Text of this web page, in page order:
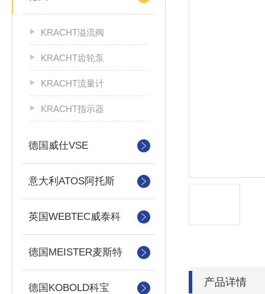
KRACHT溢流阀
KRACHT齿轮泵
KRACHT流量计
KRACHT指示器
德国威仕VSE
意大利ATOS阿托斯
英国WEBTEC威泰科
德国MEISTER麦斯特
德国KOBOLD科宝 产品详情